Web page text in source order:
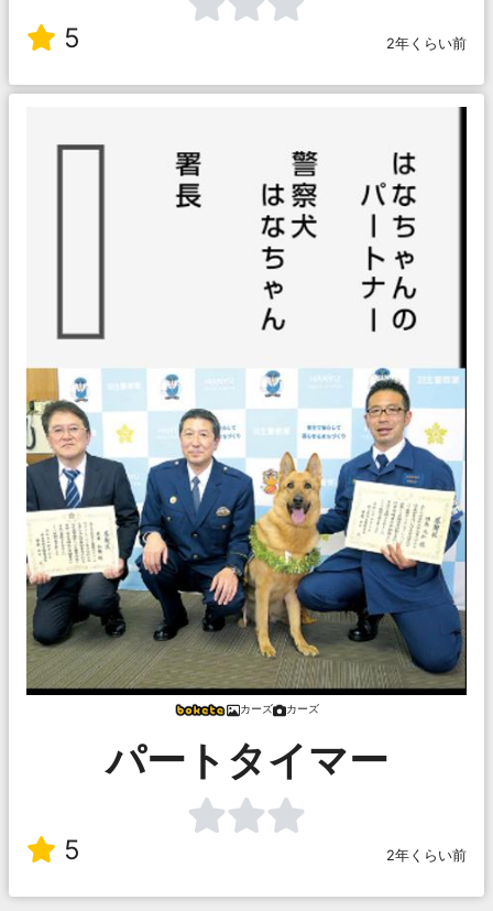
5 2年くらい前
カーズ カーズ
パートタイマー
5 2年くらい前